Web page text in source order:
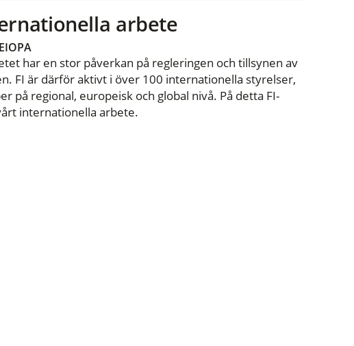
arbete
EIOPA
har en stor påverkan på regleringen och tillsynen av
FI är därför aktivt i över 100 internationella styrelser,
på regional, europeisk och global nivå. På detta FI-
internationella arbete.